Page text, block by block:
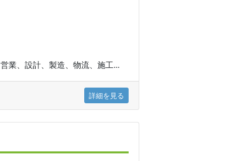
業、設計、製造、物流、施工...
詳細を見る